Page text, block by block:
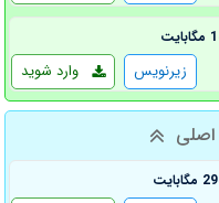
وارد شوید زیرنویس
اصلی